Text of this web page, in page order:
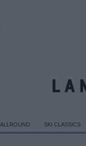
ALLROUND SKI CLASSICS